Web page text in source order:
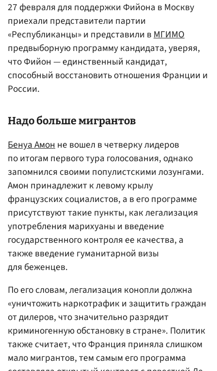
27 февраля для поддержки Фийона в Москву
приехали представители партии
«Республиканцы» и представили вМГИМО
предвыборную программу кандидата, уверяя,
что Фийон — единственный кандидат,
способный восстановить отношения Франции и
России.
Надо больше мигрантов
Бенуа Амонне вошел в четверку лидеров
по итогам первого тура голосования, однако
запомнился своими популистскими лозунгами.
Амон принадлежит к левому крылу
французских социалистов, а в его программе
присутствуют такие пункты, как легализация
употребления марихуаны и введение
государственного контроля ее качества, а
также введение гуманитарной визы
для беженцев.
По его словам, легализация конопли должна
«уничтожить наркотрафик и защитить граждан
от дилеров, что значительно разрядит
криминогенную обстановку в стране». Политик
также считает, что Франция приняла слишком
мало мигрантов, тем самым его программа